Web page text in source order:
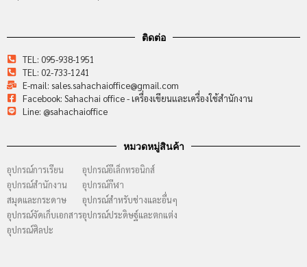
ติดต่อ
TEL: 095-938-1951
TEL: 02-733-1241
E-mail: sales.sahachaioffice@gmail.com
Facebook: Sahachai office - เครื่องเขียนและเครื่องใช้สำนักงาน
Line: @sahachaioffice
หมวดหมู่สินค้า
อุปกรณ์การเรียน
อุปกรณ์สำนักงาน
สมุดและกระดาษ
อุปกรณ์จัดเก็บเอกสาร
อุปกรณ์ศิลปะ
อุปกรณ์อีเล็กทรอนิกส์
อุปกรณ์กีฬา
อุปกรณ์สำหรับช่างและอื่นๆ
อุปกรณ์ประดิษฐ์และตกแต่ง